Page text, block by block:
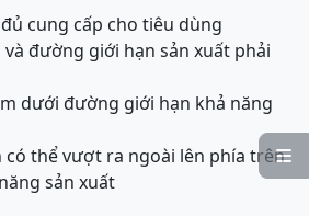

cung cấp cho tiêu dùng
đường giới hạn sản xuất phải
dưới đường giới hạn khả năng
có thể vượt ra ngoài lên phía trên
sản xuất